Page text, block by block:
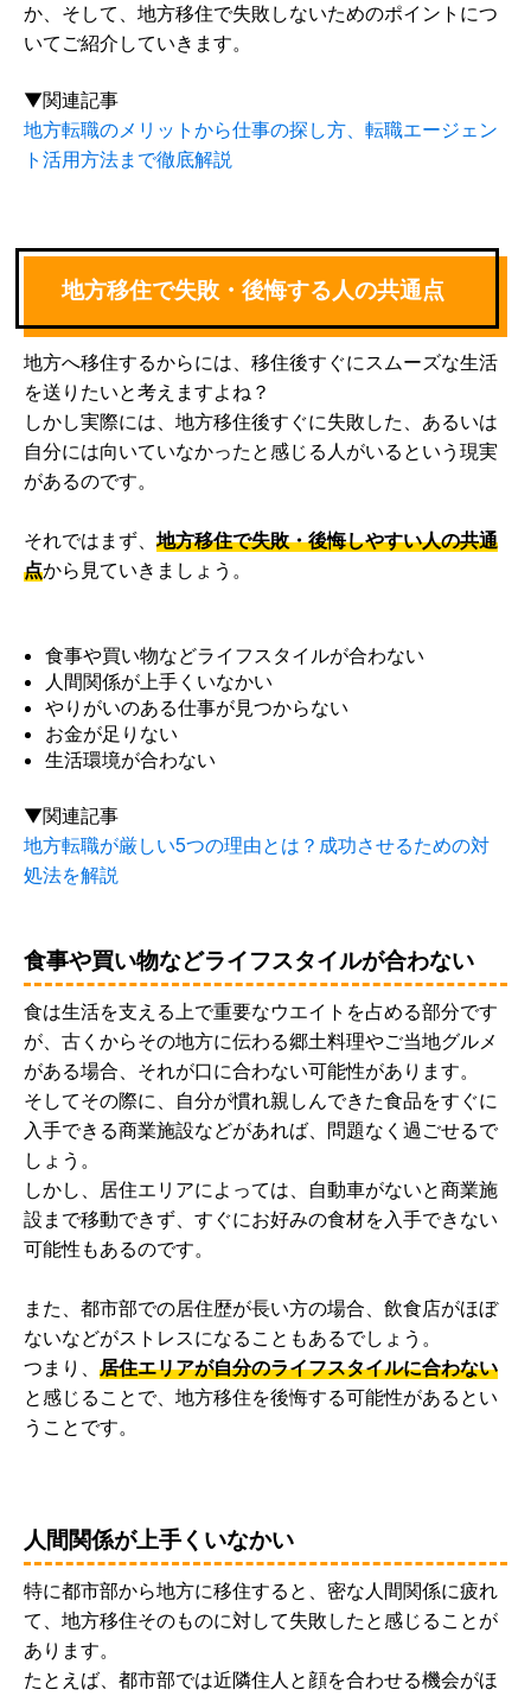
か、そして、地方移住で失敗しないためのポイントにつ
いてご紹介していきます。
▼関連記事
地方転職のメリットから仕事の探し方、転職エージェン
ト活用方法まで徹底解説
地方移住で失敗・後悔する人の共通点
地方へ移住するからには、移住後すぐにスムーズな生活
を送りたいと考えますよね？
しかし実際には、地方移住後すぐに失敗した、あるいは
自分には向いていなかったと感じる人がいるという現実
があるのです。
それではまず、 地方移住で失敗・後悔しやすい人の共通
点から見ていきましょう。
食事や買い物などライフスタイルが合わない
人間関係が上手くいなかい
やりがいのある仕事が見つからない
お金が足りない
生活環境が合わない
▼関連記事
地方転職が厳しい5つの理由とは？成功させるための対
処法を解説
食事や買い物などライフスタイルが合わない
食は生活を支える上で重要なウエイトを占める部分です
が、古くからその地方に伝わる郷土料理やご当地グルメ
がある場合、それが口に合わない可能性があります。
そしてその際に、自分が慣れ親しんできた食品をすぐに
入手できる商業施設などがあれば、問題なく過ごせるで
しょう。
しかし、居住エリアによっては、自動車がないと商業施
設まで移動できず、すぐにお好みの食材を入手できない
可能性もあるのです。
また、都市部での居住歴が長い方の場合、飲食店がほぼ
ないなどがストレスになることもあるでしょう。
つまり、 居住エリアが自分のライフスタイルに合わない
と感じることで、地方移住を後悔する可能性があるとい
うことです。
人間関係が上手くいなかい
特に都市部から地方に移住すると、密な人間関係に疲れ
て、地方移住そのものに対して失敗したと感じることが
あります。
たとえば、都市部では近隣住人と顔を合わせる機会がほ